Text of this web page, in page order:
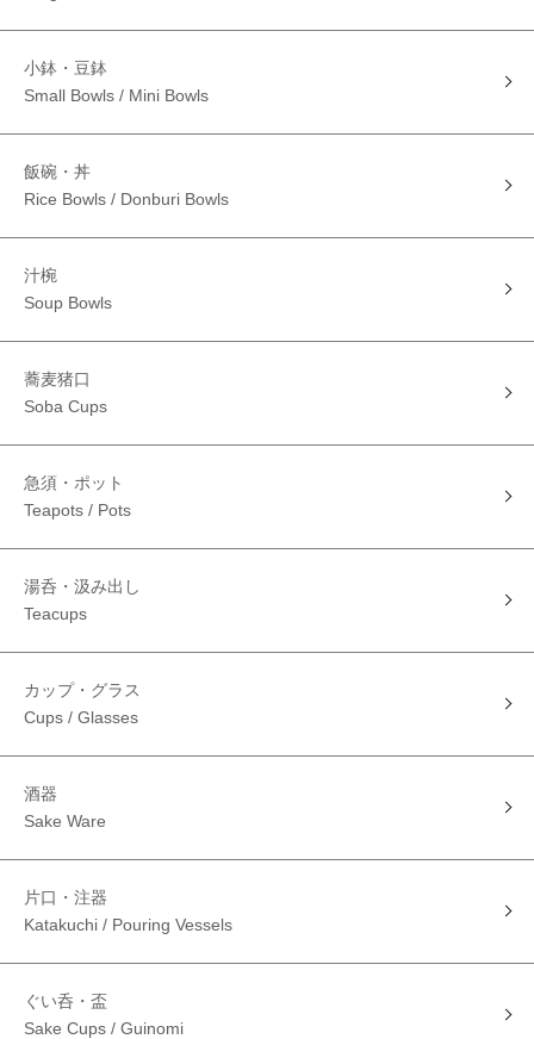
小鉢・豆鉢
Small Bowls / Mini Bowls
飯碗・丼
Rice Bowls / Donburi Bowls
汁椀
Soup Bowls
蕎麦猪口
Soba Cups
急須・ポット
Teapots / Pots
湯呑・汲み出し
Teacups
カップ・グラス
Cups / Glasses
酒器
Sake Ware
片口・注器
Katakuchi / Pouring Vessels
ぐい呑・盃
Sake Cups / Guinomi